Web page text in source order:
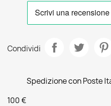
Condividi
Spedizione con Poste
100 €